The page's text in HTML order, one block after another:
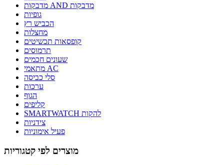
מדבקות AND מדבקות
גופיות
הכביש רץ
מחצלות
קופסאות תכשיטים
תרמוסים
שעונים חכמים
מתאמי AC
סלי כביסה
ערכות
הגוף
קליפים
SMARTWATCH להקות
צידניות
פעיל אימוניות
מוצרים לפי קטגוריות